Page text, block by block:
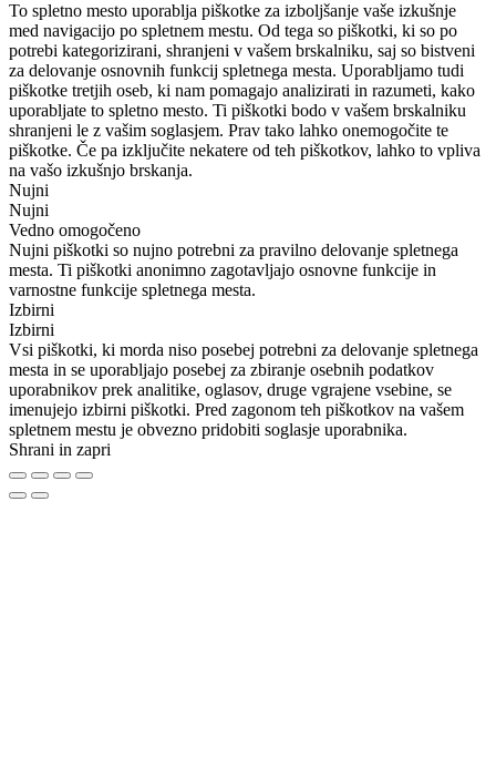
To spletno mesto uporablja piškotke za izboljšanje vaše izkušnje
med navigacijo po spletnem mestu. Od tega so piškotki, ki so po
potrebi kategorizirani, shranjeni v vašem brskalniku, saj so bistveni
za delovanje osnovnih funkcij spletnega mesta. Uporabljamo tudi
piškotke tretjih oseb, ki nam pomagajo analizirati in razumeti, kako
uporabljate to spletno mesto. Ti piškotki bodo v vašem brskalniku
shranjeni le z vašim soglasjem. Prav tako lahko onemogočite te
piškotke. Če pa izključite nekatere od teh piškotkov, lahko to vpliva
na vašo izkušnjo brskanja.
Nujni
Nujni
Vedno omogočeno
Nujni piškotki so nujno potrebni za pravilno delovanje spletnega
mesta. Ti piškotki anonimno zagotavljajo osnovne funkcije in
varnostne funkcije spletnega mesta.
Izbirni
Izbirni
Vsi piškotki, ki morda niso posebej potrebni za delovanje spletnega
mesta in se uporabljajo posebej za zbiranje osebnih podatkov
uporabnikov prek analitike, oglasov, druge vgrajene vsebine, se
imenujejo izbirni piškotki. Pred zagonom teh piškotkov na vašem
spletnem mestu je obvezno pridobiti soglasje uporabnika.
Shrani in zapri